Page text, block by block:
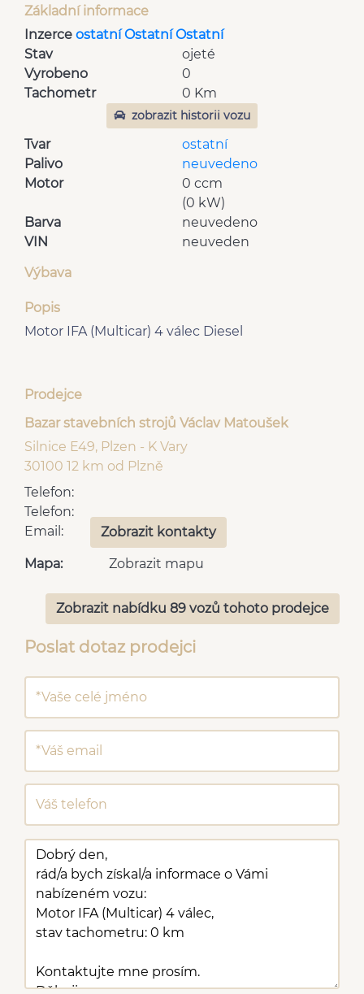
Základní informace
Inzerce ostatní Ostatní Ostatní
Stav
ojeté
Vyrobeno
0
Tachometr
0 Km
zobrazit historii vozu
Tvar
ostatní
Palivo
neuvedeno
Motor
0 ccm
(0 kW)
Barva
neuvedeno
VIN
neuveden
Výbava
Popis
Motor IFA (Multicar) 4 válec Diesel
Prodejce
Bazar stavebních strojů Václav Matoušek
Silnice E49, Plzen - K Vary
30100 12 km od Plzně
Telefon:
Telefon:
Email:
Zobrazit kontakty
Mapa: Zobrazit mapu
Zobrazit nabídku 89 vozů tohoto prodejce
Poslat dotaz prodejci